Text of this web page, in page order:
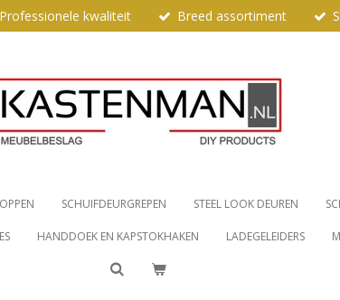
Professionele kwaliteit Breed assortiment
SCHUIFDEURGREPEN STEEL LOOK DEUREN
HANDDOEK EN KAPSTOKHAKEN LADEGELEIDERS